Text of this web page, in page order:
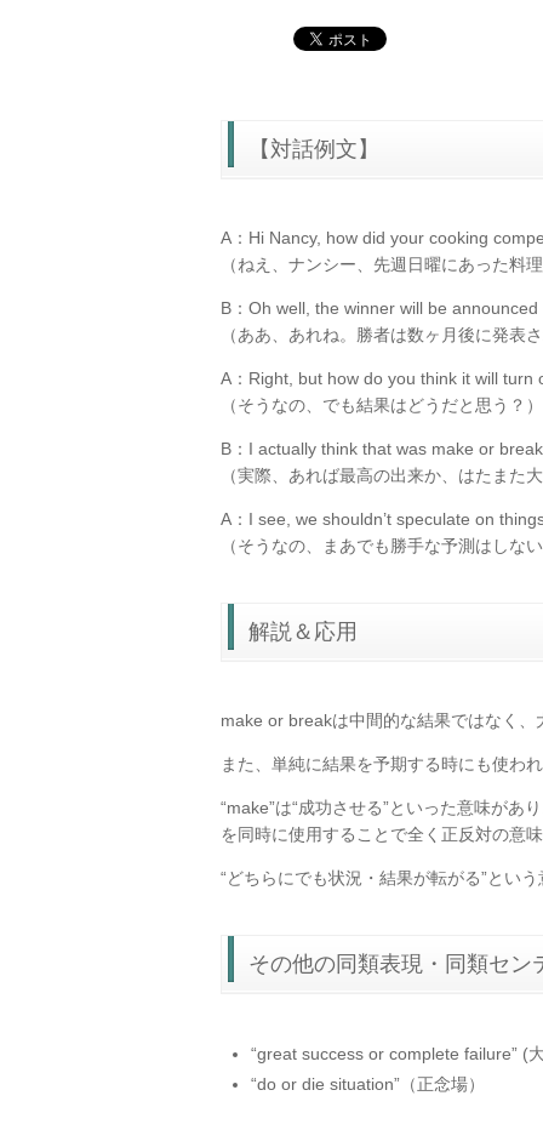
【対話例文】
A：Hi Nancy, how did your cooking
（ねえ、ナンシー、先週日曜にあった料
B：Oh well, the winner will be
（ああ、あれね。勝者は数ヶ月後に発表
A：Right, but how do you think it will turn
（そうなの、でも結果はどうだと思う？）
B：I actually think that was make or break.
（実際、あれば最高の出来か、はたまた
A：I see, we shouldn’t speculate on
（そうなの、まあでも勝手な予測はしな
解説＆応用
make or breakは中間的な結果ではなく、
また、単純に結果を予期する時にも使われ
“make”は“成功させる”といった意味があ
を同時に使用することで全く正反対の意
“どちらにでも状況・結果が転がる”という
その他の同類表現・同類セン
“great success or complete failure” (
“do or die situation”（正念場）